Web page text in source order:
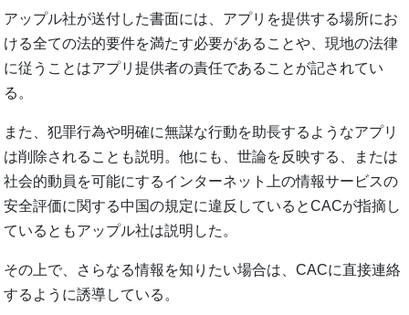
アップル社が送付した書面には、アプリを提供する場所にお
ける全ての法的要件を満たす必要があることや、現地の法律
に従うことはアプリ提供者の責任であることが記されてい
る。
また、犯罪行為や明確に無謀な行動を助長するようなアプリ
は削除されることも説明。他にも、世論を反映する、または
社会的動員を可能にするインターネット上の情報サービスの
安全評価に関する中国の規定に違反しているとCACが指摘し
ているともアップル社は説明した。
その上で、さらなる情報を知りたい場合は、CACに直接連絡
するように誘導している。